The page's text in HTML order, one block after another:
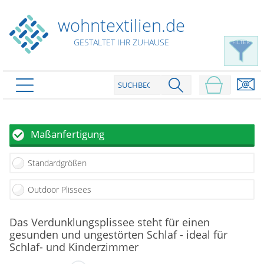
PRODUKTE
Plissee
Wabenplissees
Sonnenschutzplissees
Outdoor-Plissees
gemusterte Plissees
Rollo
Doppelrollo
Klemmrollo
Raffrollo Maß
Faltrollo / Raffgardinen
Flächenvorhang
Scheibengardinen
wohntextilien.de
GESTALTET IHR ZUHAUSE
Maßanfertigung
Standardgrößen
Outdoor Plissees
FILTER
Das Verdunklungsplissee steht für einen
gesunden und ungestörten Schlaf - ideal für
Schlaf- und Kinderzimmer